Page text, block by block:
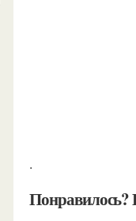
.
Понравилось?